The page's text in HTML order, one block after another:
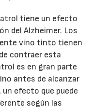
tiene un efecto
del Alzheimer. Los
vino tinto tienen
contraer esta
es en gran parte
antes de alcanzar
efecto que puede
según las